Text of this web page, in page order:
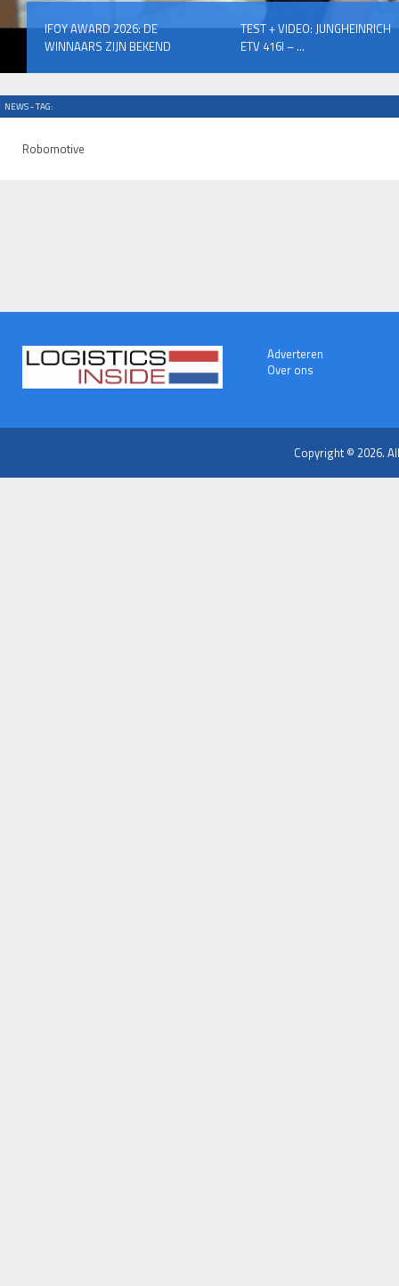
IFOY AWARD 2026: DE
WINNAARS ZIJN BEKEND
TEST + VIDEO: JUNGHEINRICH
ETV 416I – ...
NEWS - TAG:
Robomotive
Adverteren
Over ons
Copyright © 2026.